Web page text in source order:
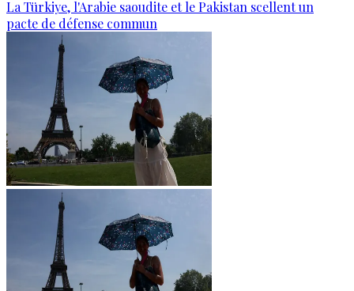
La Türkiye, l'Arabie saoudite et le Pakistan scellent un
pacte de défense commun